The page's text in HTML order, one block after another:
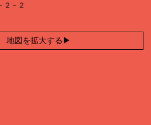
２－２
地図を拡大する